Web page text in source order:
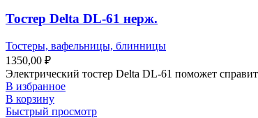
Тостер Delta DL-61 нерж.
Тостеры, вафельницы, блинницы
1350,00 ₽
Электрический тостер Delta DL-61 поможет
В избранное
В корзину
Быстрый просмотр